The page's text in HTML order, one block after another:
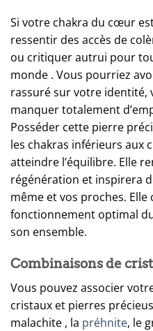
Si votre chakra du cœur
ressentir des accès de
ou critiquer autrui pour
monde . Vous pourriez
rassuré sur votre identité,
manquer totalement
Posséder cette pierre
les chakras inférieurs aux
atteindre l’équilibre. Elle
régénération et inspirera
même et vos proches.
fonctionnement optimal
son ensemble.
Combinaisons de
Vous pouvez associer
cristaux et pierres
malachite , la préhnite, le